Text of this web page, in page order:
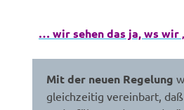
… wir sehen das ja, ws wir
Mit der neuen Regelung
gleichzeitig vereinbart,